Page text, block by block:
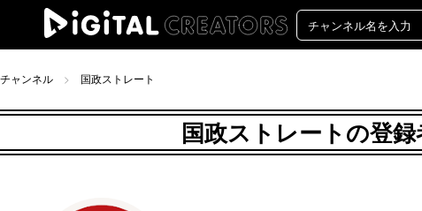
チャンネル 国政ストレート
国政ストレートの登録